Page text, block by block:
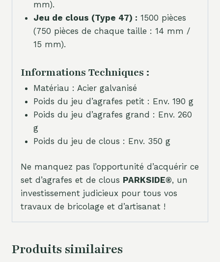
mm).
Jeu de clous (Type 47) : 1500 pièces
(750 pièces de chaque taille : 14 mm /
15 mm).
Informations Techniques :
Matériau : Acier galvanisé
Poids du jeu d’agrafes petit : Env. 190 g
Poids du jeu d’agrafes grand : Env. 260
g
Poids du jeu de clous : Env. 350 g
Ne manquez pas l’opportunité d’acquérir ce
set d’agrafes et de clous PARKSIDE®, un
investissement judicieux pour tous vos
travaux de bricolage et d’artisanat !
Produits similaires